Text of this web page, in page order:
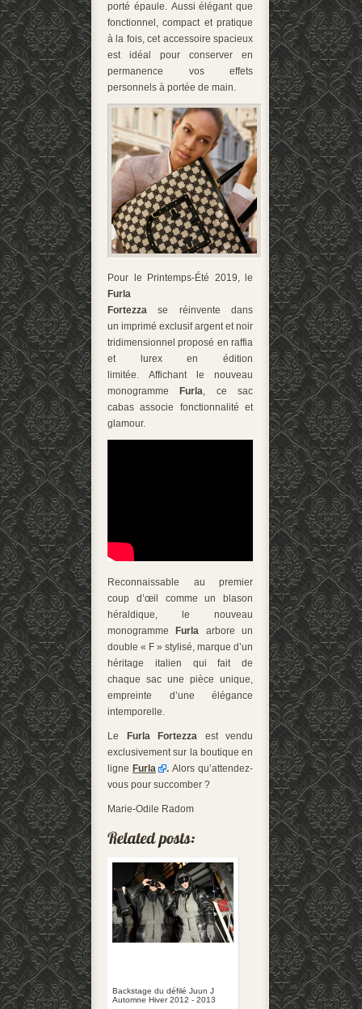
porté épaule. Aussi élégant que
fonctionnel, compact et pratique
à la fois, cet accessoire spacieux
est idéal pour conserver en
permanence vos effets
personnels à portée de main.
Pour le Printemps-Été 2019, le
Furla
Fortezza se réinvente dans
un imprimé exclusif argent et noir
tridimensionnel proposé en raffia
et lurex en édition
limitée. Affichant le nouveau
monogramme
Furla, ce sac
cabas associe fonctionnalité et
glamour.
Reconnaissable au premier
coup d’œil comme un blason
héraldique, le nouveau
monogramme
Furla arbore un
double « F » stylisé, marque d’un
héritage italien qui fait de
chaque sac une pièce unique,
empreinte d’une élégance
intemporelle.
Le Furla Fortezza est vendu
exclusivement sur la boutique en
ligne Furla . Alors qu’attendez-
vous pour succomber ?
Marie-Odile Radom
Backstage du défilé Juun J
Automne Hiver 2012 - 2013